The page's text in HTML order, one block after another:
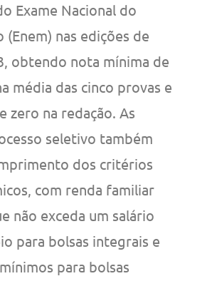
Exame Nacional do
(Enem) nas edições de
obtendo nota mínima de
média das cinco provas e
zero na redação. As
seletivo também
dos critérios
com renda familiar
não exceda um salário
para bolsas integrais e
para bolsas